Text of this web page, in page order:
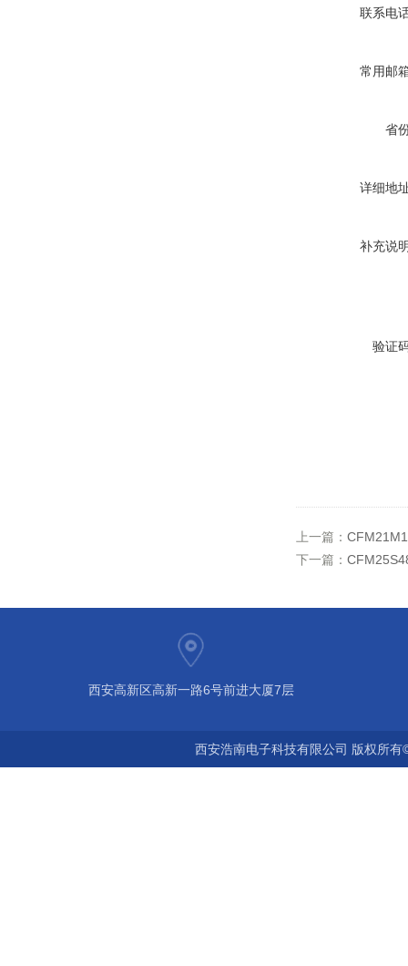
联系电
常用邮
省
详细地
补充说
验证
上一篇：
下一篇：
西安高新区高新一路6号前进大厦7层
西安浩南电子科技有限公司 版权所